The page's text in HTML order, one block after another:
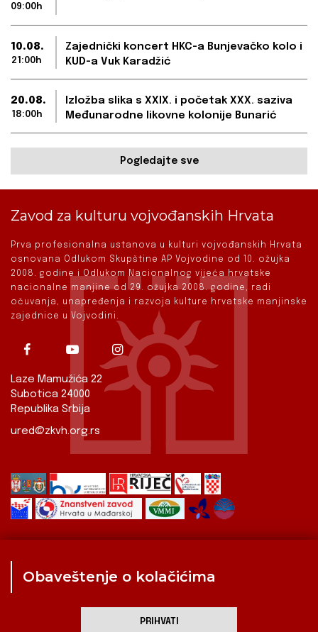
09:00h
10.08.
21:00h
Zajednički koncert HKC-a Bunjevačko kolo i
KUD-a Vuk Karadžić
20.08.
18:00h
Izložba slika s XXIX. i početak XXX. saziva
Međunarodne likovne kolonije Bunarić
Pogledajte sve
Zavod za kulturu vojvođanskih Hrvata
Prva profesionalna ustanova u kulturi vojvođanskih Hrvata
osnovana Odlukom Skupštine AP Vojvodine od 10. ožujka
2008. godine i Odlukom Nacionalnog vijeća hrvatske
nacionalne manjine od 29. ožujka 2008. godine, radi
očuvanja, unapređenja i razvoja kulture hrvatske manjinske
zajednice u Vojvodini.
Laze Mamužića 22
Subotica 24000
Republika Srbija
ured@zkvh.org.rs
Kulturna scena
Obaveštenje o kolačićima
PRIHVATI